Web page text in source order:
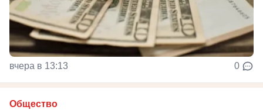
вчера в 13:13 0
Общество